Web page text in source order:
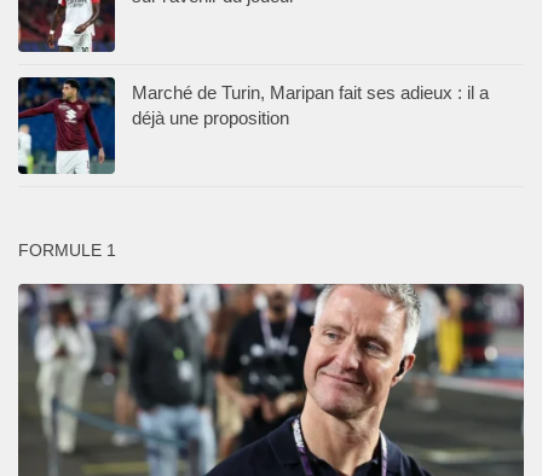
Marché de Turin, Maripan fait ses adieux : il a
déjà une proposition
FORMULE 1